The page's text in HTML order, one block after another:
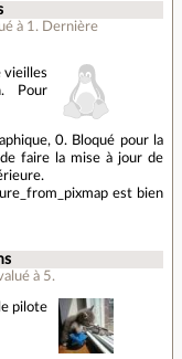
à 1 . Dernière
vieilles
Pour
0. Bloqué pour la
faire la mise à jour de
est bien
à 5.
pilote